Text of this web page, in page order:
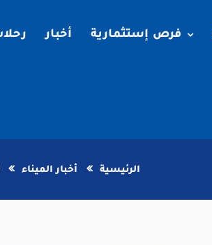
فرص إستثمارية أخبار
الرئيسية أخبار الميناء